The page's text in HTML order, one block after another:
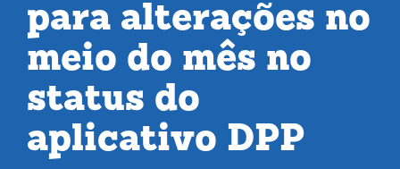
para alterações no
meio do mês no
status do
aplicativo DPP